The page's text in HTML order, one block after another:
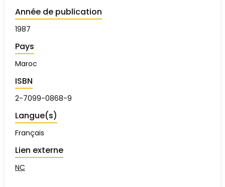
Année de publication
1987
Pays
Maroc
ISBN
2-7099-0868-9
Langue(s)
Français
Lien externe
NC